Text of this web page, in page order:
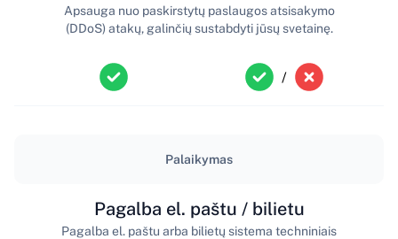
Apsauga nuo paskirstytų paslaugos atsisakymo
(DDoS) atakų, galinčių sustabdyti jūsų svetainę.
/
Palaikymas
Pagalba el. paštu / bilietu
Pagalba el. paštu arba bilietų sistema techniniais